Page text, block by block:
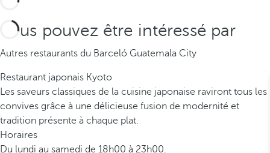
Vous pouvez être intéressé par
Autres restaurants du Barceló Guatemala City
Restaurant japonais Kyoto
Les saveurs classiques de la cuisine japonaise raviront tous les
convives grâce à une délicieuse fusion de modernité et
tradition présente à chaque plat.
Horaires
Du lundi au samedi de 18h00 à 23h00.